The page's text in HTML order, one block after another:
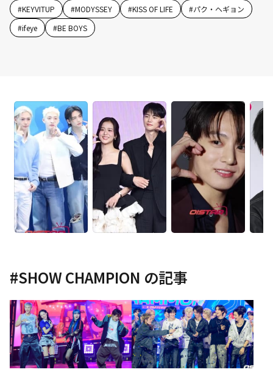
#KEYVITUP #MODYSSEY #KISS OF LIFE #パク・ヘギョン
#ifeye #BE BOYS
#SHOW CHAMPION の記事